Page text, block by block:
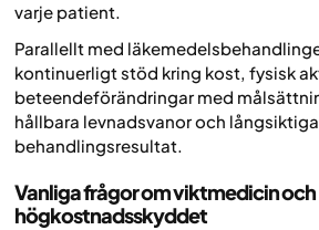
varje patient.
Parallellt med
kontinuerligt stöd kring kost, fysisk
beteendeförändringar med
hållbara levnadsvanor och långsiktiga
behandlingsresultat.
Vanliga frågor om viktmedicin och
högkostnadsskyddet